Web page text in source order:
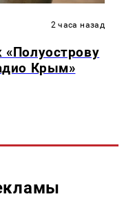
2 часа назад
Крым»